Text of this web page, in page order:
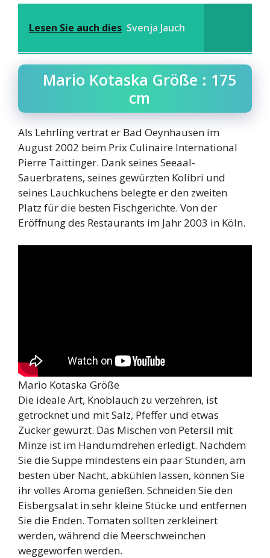
Lesen Sie auch dies Svenja Jauch
Mario Kotaska Größe : 175
cm
Als Lehrling vertrat er Bad Oeynhausen im
August 2002 beim Prix Culinaire International
Pierre Taittinger. Dank seines Seeaal-
Sauerbratens, seines gewürzten Kolibri und
seines Lauchkuchens belegte er den zweiten
Platz für die besten Fischgerichte. Von der
Eröffnung des Restaurants im Jahr 2003 in Köln.
Mario Kotaska Größe
Die ideale Art, Knoblauch zu verzehren, ist
getrocknet und mit Salz, Pfeffer und etwas
Zucker gewürzt. Das Mischen von Petersil mit
Minze ist im Handumdrehen erledigt. Nachdem
Sie die Suppe mindestens ein paar Stunden, am
besten über Nacht, abkühlen lassen, können Sie
ihr volles Aroma genießen. Schneiden Sie den
Eisbergsalat in sehr kleine Stücke und entfernen
Sie die Enden. Tomaten sollten zerkleinert
werden, während die Meerschweinchen
weggeworfen werden.